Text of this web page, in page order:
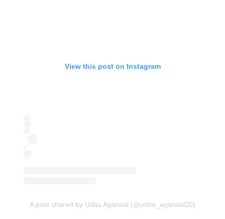
View this post on Instagram
A post shared by Udita Agarwal (@udita_agarwal20)